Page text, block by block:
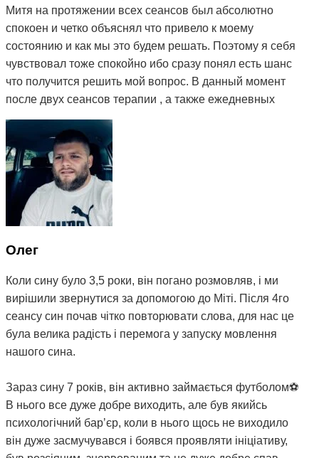
Митя на протяжении всех сеансов был абсолютно
спокоен и четко объяснял что привело к моему
состоянию и как мы это будем решать. Поэтому я себя
чувствовал тоже спокойно ибо сразу понял есть шанс
что получится решить мой вопрос. В данный момент
после двух сеансов терапии , а также ежедневных
упражнений, назначеных мне Митей, моё состояние
улучшилось, пропала боль в шее и плечах и самое
главное - звон стал гораздо тише, а иногда стихает
вовсе. Поэтому я могу рекомендовать остеопата Митю
ибо из всей цепочки людей к которым я обращался с
моей проблемой - это первый и единственный человек
который мне реально помогает) Огромное вам спасибо
Олег
Коли сину було 3,5 роки, він погано розмовляв, і ми
вирішили звернутися за допомогою до Міті. Після 4го
сеансу син почав чітко повторювати слова, для нас це
була велика радість і перемога у запуску мовлення
нашого сина.
Зараз сину 7 років, він активно займається футболом⚽️
В нього все дуже добре виходить, але був якийсь
психологічний барʼєр, коли в нього щось не виходило
він дуже засмучувався і боявся проявляти ініціативу,